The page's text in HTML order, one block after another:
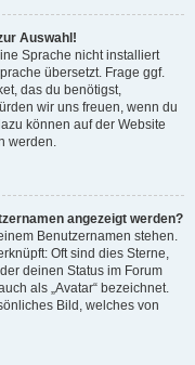
Auswahl!
Sprache nicht installiert
übersetzt. Frage ggf.
das du benötigst,
wir uns freuen, wenn du
können auf der Website
werden.
angezeigt werden?
Benutzernamen stehen.
Oft sind dies Sterne,
deinen Status im Forum
als „Avatar“ bezeichnet.
Bild, welches von